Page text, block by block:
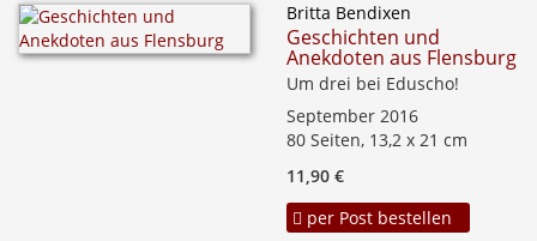
Britta Bendixen
Geschichten und
Anekdoten aus Flensburg
Um drei bei Eduscho!
September 2016
80 Seiten, 13,2 x 21 cm
11,90 €
per Post bestellen